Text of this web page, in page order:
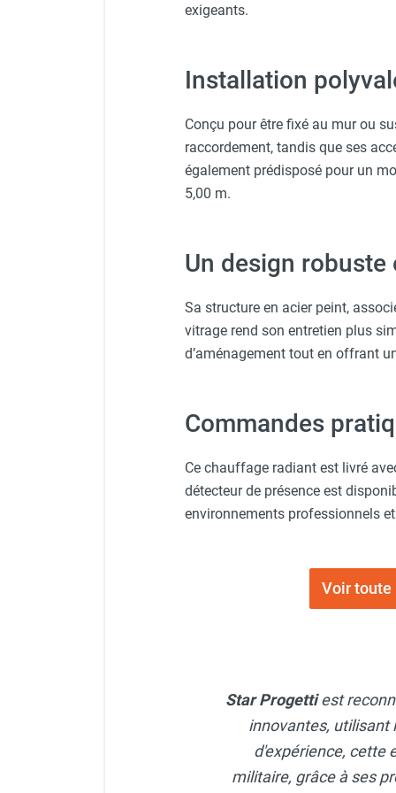
Chauffage FARM au gaz
Aérotherme fixe mural
Aérotherme électrique
Aérotherme au gaz
Aérotherme à eau chaude ou froide
(détente directe)
Chauffage mobile électrique, fioul et
Chauffage mobile électrique
Chauffage électrique soufflant
Chauffage haute température pour
Chauffage électrique infrarouge
Chauffage mobile au fioul et GNR
Chauffage fioul soufflant avec
cheminée et réservoir intégré
Chauffage mobile au gaz à
Chauffage mobile au gaz à
Chauffage mobile au gaz rayonnant
Pied Design Giraffa -
Gradateur Star2 - max.
Gants classiques -
Casque de protection gris
exigeants.
Installation
Conçu pour être fixé au mur ou
raccordement, tandis que ses
également prédisposé pour un
5,00 m.
Un design robuste
Sa structure en acier peint,
vitrage rend son entretien plus
d’aménagement tout en offrant
Commandes
Ce chauffage radiant est livré
détecteur de présence est
environnements professionnels
Voir toute
Star Progettiest
innovantes, utilisant
d'expérience, cette
militaire, grâce à ses